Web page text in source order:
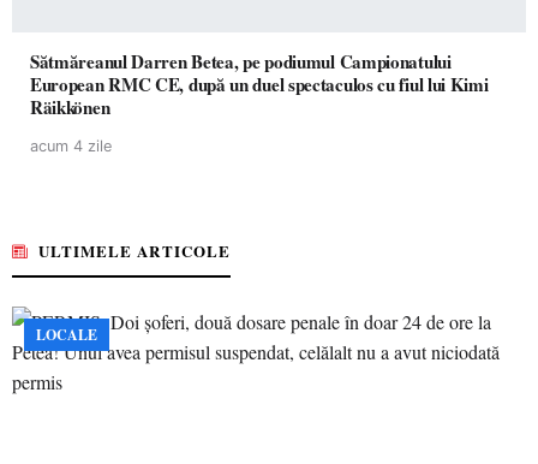
Sătmăreanul Darren Betea, pe podiumul Campionatului
European RMC CE, după un duel spectaculos cu fiul lui Kimi
Räikkönen
acum 4 zile
ULTIMELE ARTICOLE
LOCALE